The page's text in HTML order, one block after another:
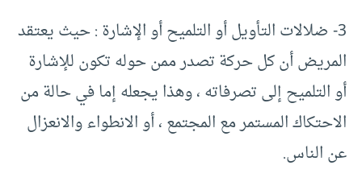
3- ضلالات التأويل أو التلميح أو الإشارة : حيث يعتقد
المريض أن كل حركة تصدر ممن حوله تكون للإشارة
أو التلميح إلى تصرفاته ، وهذا يجعله إما في حالة من
الاحتكاك المستمر مع المجتمع ، أو الانطواء والانعزال
عن الناس.